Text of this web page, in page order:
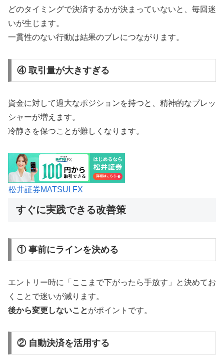
どのタイミングで決済するかが決まっていないと、毎回迷
いが生じます。
一貫性のない行動は結果のブレにつながります。
④ 取引量が大きすぎる
資金に対して過大なポジションを持つと、精神的なプレッ
シャーが増えます。
冷静さを保つことが難しくなります。
松井証券MATSUI FX
すぐに実践できる改善策
① 事前にラインを決める
エントリー時に「ここまで下がったら手放す」と決めてお
くことで迷いが減ります。
後から変更しないことがポイントです。
② 自動決済を活用する